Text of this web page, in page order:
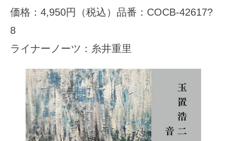
価格：4,950円（税込）品番：COCB-42617?
8
ライナーノーツ：糸井重里